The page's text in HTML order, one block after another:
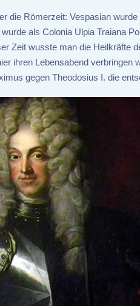
die Römerzeit: Vespasian
als Colonia Ulpia Traiana
Zeit wusste man die Heilkräfte
ihren Lebensabend verbringen
gegen Theodosius I. die